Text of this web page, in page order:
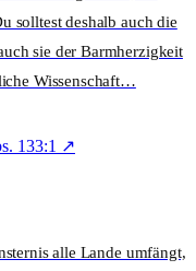
solltest deshalb auch die
sie der Barmherzigkeit
Wissenschaft…
133:1 ↗
alle Lande umfängt,